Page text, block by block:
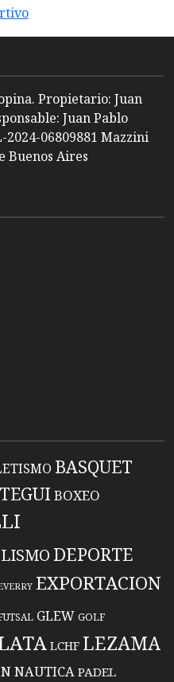
Propietario: Juan
Juan Pablo
2024-06809881 Mazzini
Buenos Aires
BASQUET
BOXEO
DEPORTE
EXPORTACION
GLEW GOLF
LCHF LEZAMA
NAUTICA PADEL